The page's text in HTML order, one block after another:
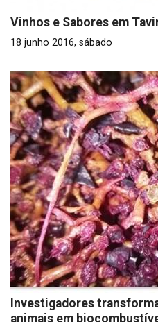
Vinhos e Sabores em
18 junho 2016, sábado
Investigadores
animais em